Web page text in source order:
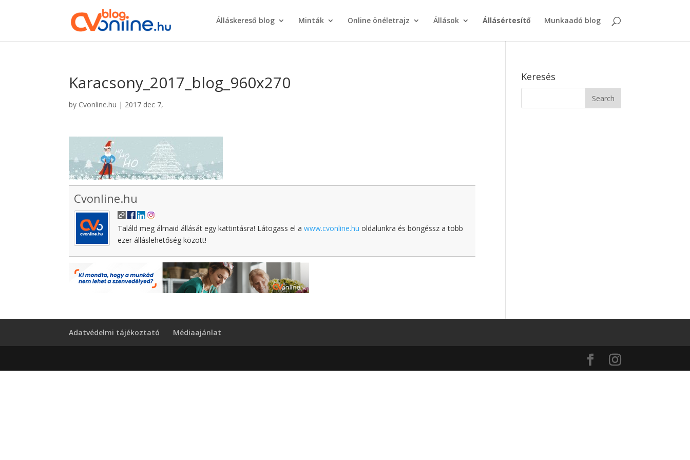
Álláskereső blog Minták Online önéletrajz Állások Állásértesítő Munkaadó blog
Karacsony_2017_blog_960x270
by Cvonline.hu | 2017 dec 7,
Cvonline.hu
Találd meg álmaid állását egy kattintásra! Látogass el awww.cvonline.hu oldalunkra és böngéssz a több
ezer álláslehetőség között!
Keresés
Adatvédelmi tájékoztató Médiaajánlat